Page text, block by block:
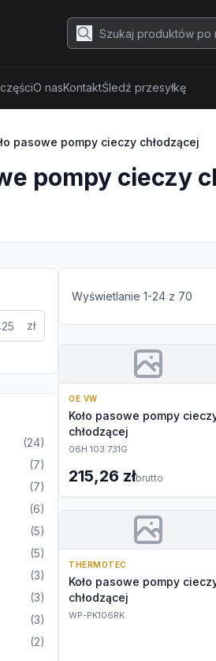
O nasKontaktŚledź przesyłkę
pasowe pompy cieczy chłodzącej
pompy cieczy
zł
(24)
(7)
(7)
(6)
(5)
(5)
(3)
(3)
(3)
(2)
Wyświetlanie 1-24 z 70
OE VW
Koło pasowe pompy
chłodzącej
06H 103 731G
215,26 złbrutto
THERMOTEC
Koło pasowe pompy
chłodzącej
WP-PK106RK